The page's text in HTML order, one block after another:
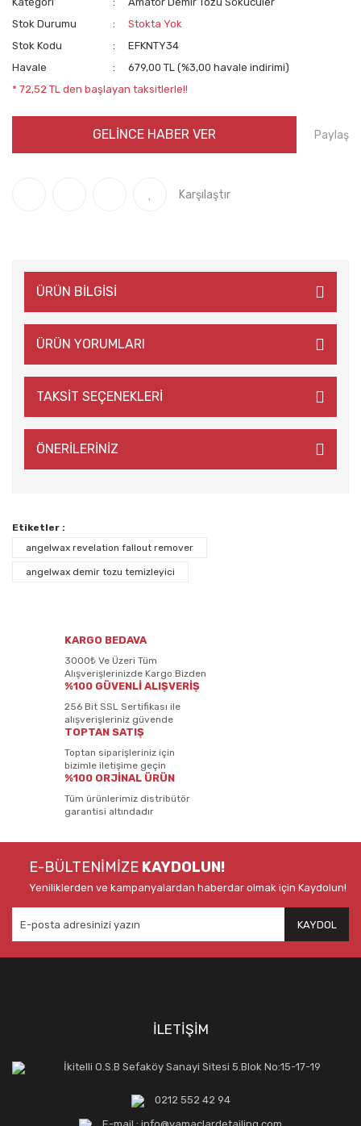
Stok Durumu
Stokta Yok
Stok Kodu
EFKNTY34
Havale
679,00 TL (%3,00 havale indirimi)
* 72,52 TL den başlayan taksitlerle!!
GELİNCE HABER VER Paylaş
Karşılaştır
ÜRÜN BİLGİSİ
ÜRÜN YORUMLARI
TAKSİT SEÇENEKLERİ
ÖNERİLERİNİZ
Etiketler :
angelwax revelation fallout remover
angelwax demir tozu temizleyici
KARGO BEDAVA
3000₺ Ve Üzeri Tüm
Alışverişlerinizde Kargo Bizden
%100 GÜVENLİ ALIŞVERİŞ
256 Bit SSL Sertifikası ile
alışverişleriniz güvende
TOPTAN SATIŞ
Toptan siparişleriniz için
bizimle iletişime geçin
%100 ORJİNAL ÜRÜN
Tüm ürünlerimiz distribütör
garantisi altındadır
E-BÜLTENİMİZE KAYDOLUN!
Yeniliklerden ve kampanyalardan haberdar olmak için Kaydolun!
KAYDOL
İLETİŞİM
İkitelli O.S.B Sefaköy Sanayi Sitesi 5.Blok No:15-17-19
0212 552 42 94